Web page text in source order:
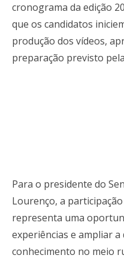
cronograma da edição
que os candidatos
produção dos vídeos,
preparação previsto
Para o presidente do
Lourenço, a
representa uma
experiências e ampliar a
conhecimento no meio